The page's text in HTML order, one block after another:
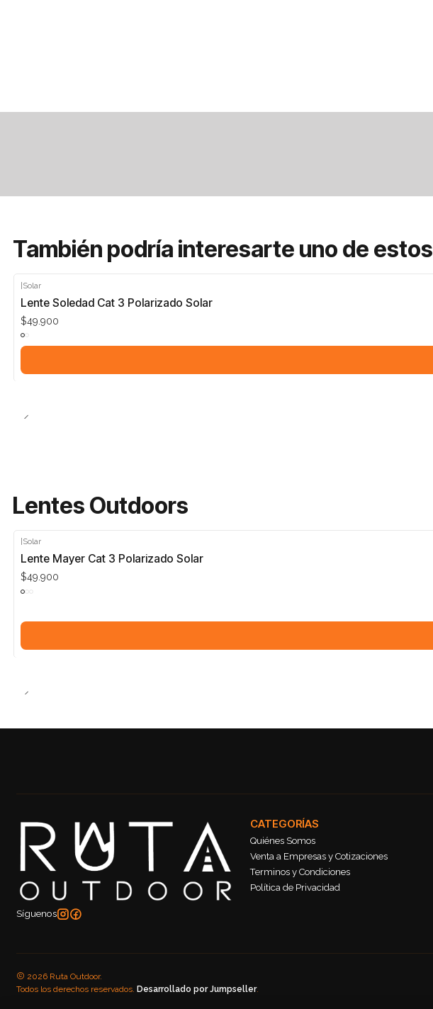
También podría interesarte uno de estos
|Solar
Lente Soledad Cat 3 Polarizado Solar
$49.900
Lentes Outdoors
Solar
Lente Mayer Cat 3 Polarizado Solar
$49.900
Síguenos
CATEGORÍAS
Quiénes Somos
Venta a Empresas y Cotizaciones
Terminos y Condiciones
Política de Privacidad
2026 Ruta Outdoor.
Todos los derechos reservados.Desarrollado por Jumpseller.